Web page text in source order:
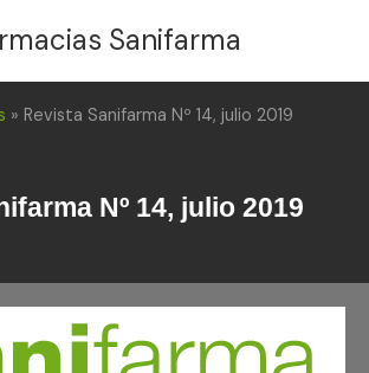
Sanifarma
» Revista Sanifarma Nº 14, julio 2019
Nº 14, julio 2019